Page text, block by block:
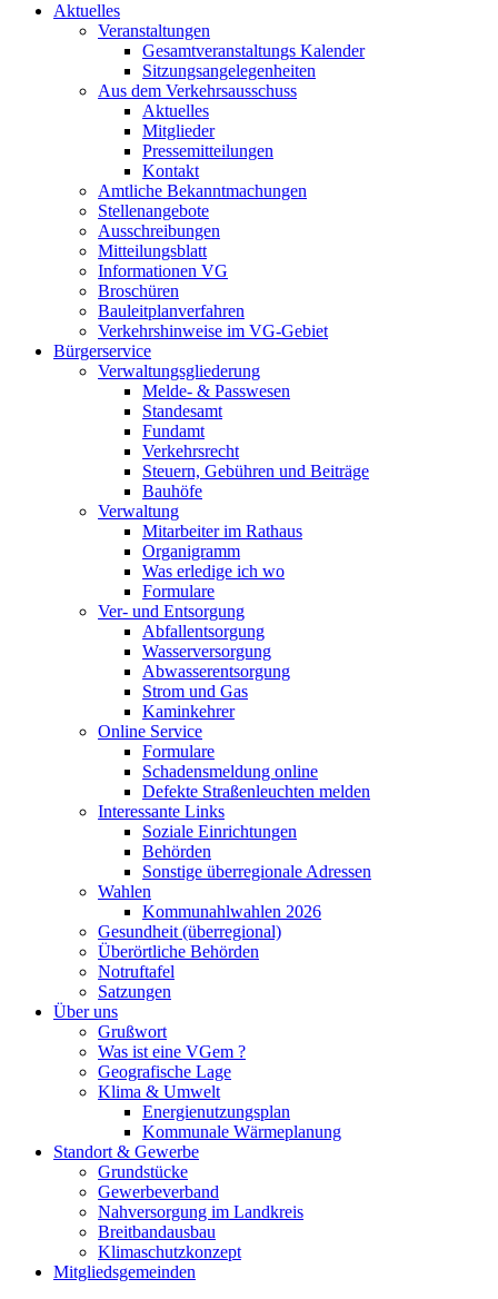
Aktuelles
Veranstaltungen
Gesamtveranstaltungs Kalender
Sitzungsangelegenheiten
Aus dem Verkehrsausschuss
Aktuelles
Mitglieder
Pressemitteilungen
Kontakt
Amtliche Bekanntmachungen
Stellenangebote
Ausschreibungen
Mitteilungsblatt
Informationen VG
Broschüren
Bauleitplanverfahren
Verkehrshinweise im VG-Gebiet
Bürgerservice
Verwaltungsgliederung
Melde- & Passwesen
Standesamt
Fundamt
Verkehrsrecht
Steuern, Gebühren und Beiträge
Bauhöfe
Verwaltung
Mitarbeiter im Rathaus
Organigramm
Was erledige ich wo
Formulare
Ver- und Entsorgung
Abfallentsorgung
Wasserversorgung
Abwasserentsorgung
Strom und Gas
Kaminkehrer
Online Service
Formulare
Schadensmeldung online
Defekte Straßenleuchten melden
Interessante Links
Soziale Einrichtungen
Behörden
Sonstige überregionale Adressen
Wahlen
Kommunahlwahlen 2026
Gesundheit (überregional)
Überörtliche Behörden
Notruftafel
Satzungen
Über uns
Grußwort
Was ist eine VGem ?
Geografische Lage
Klima & Umwelt
Energienutzungsplan
Kommunale Wärmeplanung
Standort & Gewerbe
Grundstücke
Gewerbeverband
Nahversorgung im Landkreis
Breitbandausbau
Klimaschutzkonzept
Mitgliedsgemeinden